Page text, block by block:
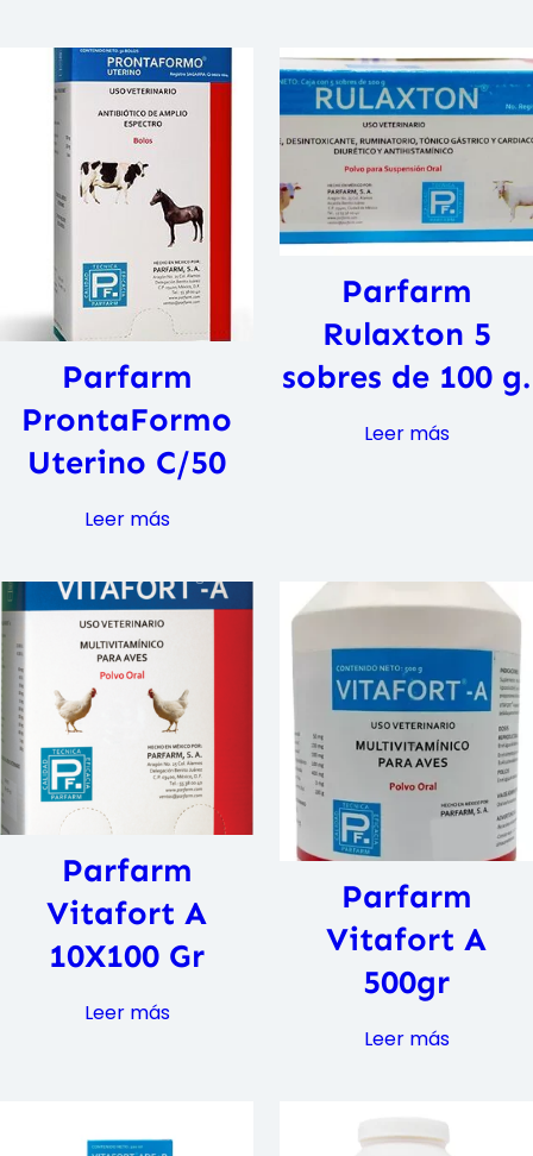
Parfarm
ProntaFormo
Uterino C/50
Leer más
Parfarm
Rulaxton 5
sobres de 100 g.
Leer más
Parfarm
Vitafort A
10X100 Gr
Leer más
Parfarm
Vitafort A
500gr
Leer más